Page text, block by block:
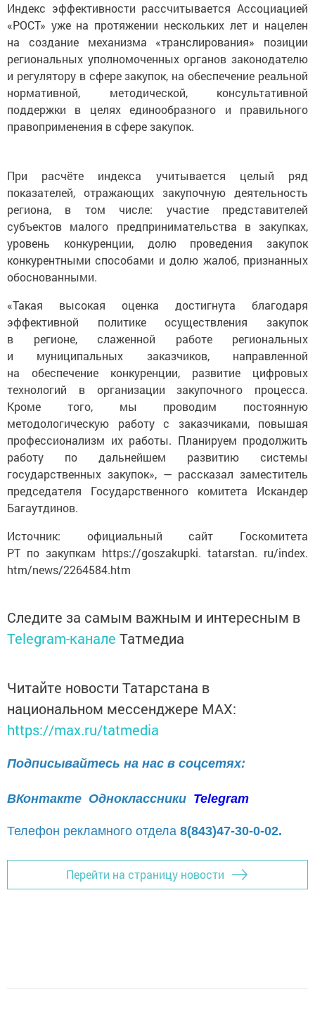
Индекс эффективности рассчитывается Ассоциацией
«РОСТ» уже на протяжении нескольких лет и нацелен
на создание механизма «транслирования» позиции
региональных уполномоченных органов законодателю
и регулятору в сфере закупок, на обеспечение реальной
нормативной, методической, консультативной
поддержки в целях единообразного и правильного
правоприменения в сфере закупок.
При расчёте индекса учитывается целый ряд
показателей, отражающих закупочную деятельность
региона, в том числе: участие представителей
субъектов малого предпринимательства в закупках,
уровень конкуренции, долю проведения закупок
конкурентными способами и долю жалоб, признанных
обоснованными.
«Такая высокая оценка достигнута благодаря
эффективной политике осуществления закупок
в регионе, слаженной работе региональных
и муниципальных заказчиков, направленной
на обеспечение конкуренции, развитие цифровых
технологий в организации закупочного процесса.
Кроме того, мы проводим постоянную
методологическую работу с заказчиками, повышая
профессионализм их работы. Планируем продолжить
работу по дальнейшем развитию системы
государственных закупок», — рассказал заместитель
председателя Государственного комитета Искандер
Багаутдинов.
Источник: официальный сайт Госкомитета
РТ по закупкам https://goszakupki. tatarstan. ru/index.
htm/news/2264584.htm
Следите за самым важным и интересным в
Telegram-канале Татмедиа
Читайте новости Татарстана в
национальном мессенджере MАХ:
https://max.ru/tatmedia
Подписывайтесь на нас в соцсетях:
ВКонтакте Одноклассники Telegram
Телефон рекламного отдела 8(843)47-30-0-02.
Перейти на страницу новости